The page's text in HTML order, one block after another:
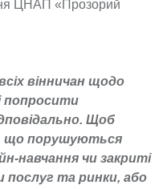
ЦНАП «Прозорий
вінничан щодо
попросити
Щоб
що порушуються
навчання чи закриті
послуг та ринки, або